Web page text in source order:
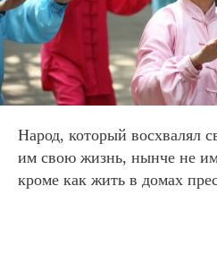
Народ, который восхвалял
им свою жизнь, нынче не
кроме как жить в домах